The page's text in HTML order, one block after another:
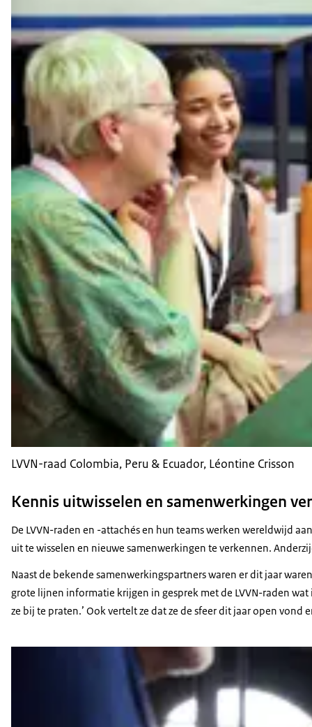
LVVN-raad Colombia, Peru & Ecuador, Léontine Crisson
Kennis uitwisselen en samenwerkingen
De LVVN-raden en -attachés en hun teams werken wereldwijd
uit te wisselen en nieuwe samenwerkingen te verkennen.
Naast de bekende samenwerkingspartners waren er dit jaar
grote lijnen informatie krijgen in gesprek met de LVVN-raden
ze bij te praten.’ Ook vertelt ze dat ze de sfeer dit jaar open